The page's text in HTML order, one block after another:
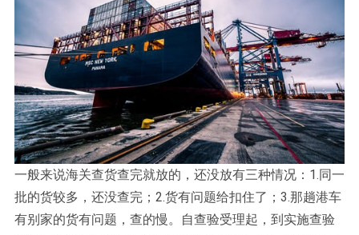
一般来说海关查货查完就放的，还没放有三种情况：1.同一
批的货较多，还没查完；2.货有问题给扣住了；3.那趟港车
有别家的货有问题，查的慢。自查验受理起，到实施查验